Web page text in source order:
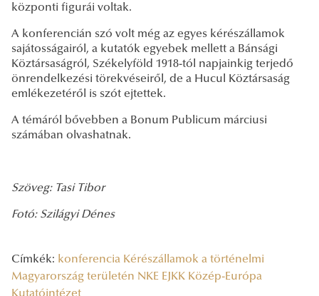
központi figurái voltak.
A konferencián szó volt még az egyes kérészállamok
sajátosságairól, a kutatók egyebek mellett a Bánsági
Köztársaságról, Székelyföld 1918-tól napjainkig terjedő
önrendelkezési törekvéseiről, de a Hucul Köztársaság
emlékezetéről is szót ejtettek.
A témáról bővebben a Bonum Publicum márciusi
számában olvashatnak.
Szöveg: Tasi Tibor
Fotó: Szilágyi Dénes
Címkék: konferencia Kérészállamok a történelmi
Magyarország területén NKE EJKK Közép-Európa